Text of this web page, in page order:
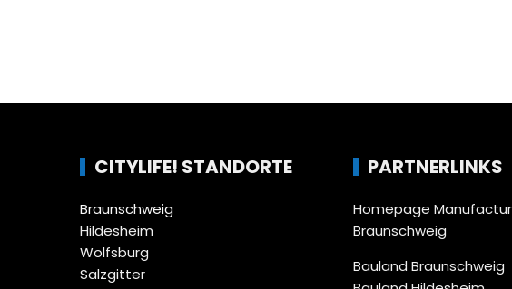
CITYLIFE! STANDORTE
Braunschweig
Hildesheim
Wolfsburg
Salzgitter
PARTNERLINKS
Homepage Manufactur
Braunschweig
Bauland Braunschweig